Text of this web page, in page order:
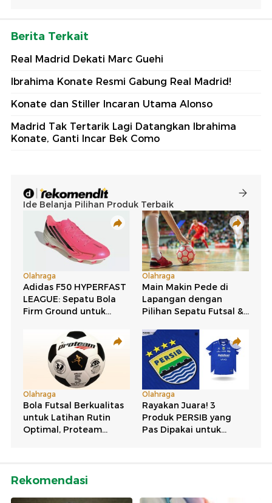
Berita Terkait
Real Madrid Dekati Marc Guehi
Ibrahima Konate Resmi Gabung Real Madrid!
Konate dan Stiller Incaran Utama Alonso
Madrid Tak Tertarik Lagi Datangkan Ibrahima
Konate, Ganti Incar Bek Como
Rekomendasi